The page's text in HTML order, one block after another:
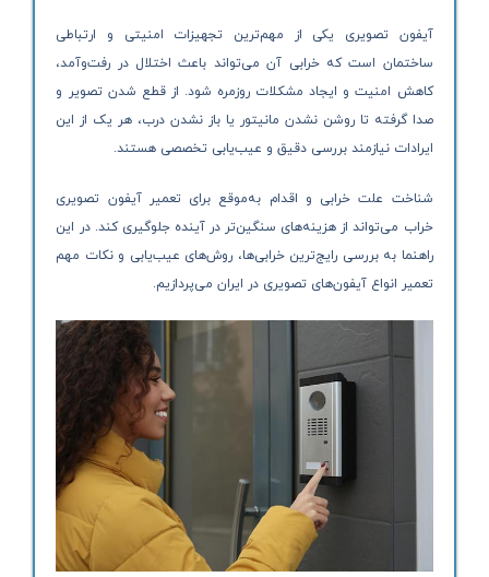
آیفون تصویری یکی از مهم‌ترین تجهیزات امنیتی و ارتباطی
ساختمان است که خرابی آن می‌تواند باعث اختلال در رفت‌وآمد،
کاهش امنیت و ایجاد مشکلات روزمره شود. از قطع شدن تصویر و
صدا گرفته تا روشن نشدن مانیتور یا باز نشدن درب، هر یک از این
ایرادات نیازمند بررسی دقیق و عیب‌یابی تخصصی هستند.
شناخت علت خرابی و اقدام به‌موقع برای تعمیر آیفون تصویری
خراب می‌تواند از هزینه‌های سنگین‌تر در آینده جلوگیری کند. در این
راهنما به بررسی رایج‌ترین خرابی‌ها، روش‌های عیب‌یابی و نکات مهم
تعمیر انواع آیفون‌های تصویری در ایران می‌پردازیم.